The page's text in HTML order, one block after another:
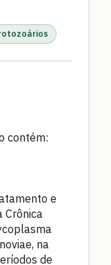
contém:
e
Crônica
na
de